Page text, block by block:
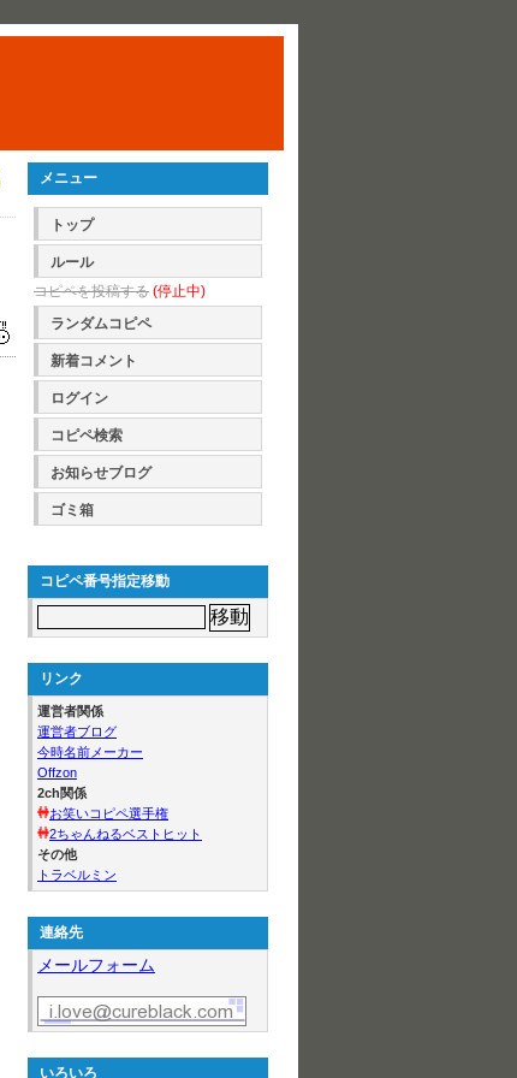
メニュー
トップ
ルール
コピペを投稿する (停止中)
ランダムコピペ
新着コメント
ログイン
コピペ検索
お知らせブログ
ゴミ箱
コピペ番号指定移動
リンク
運営者関係
運営者ブログ
今時名前メーカー
Offzon
2ch関係
お笑いコピペ選手権
2ちゃんねるベストヒット
その他
トラベルミン
連絡先
メールフォーム
いろいろ